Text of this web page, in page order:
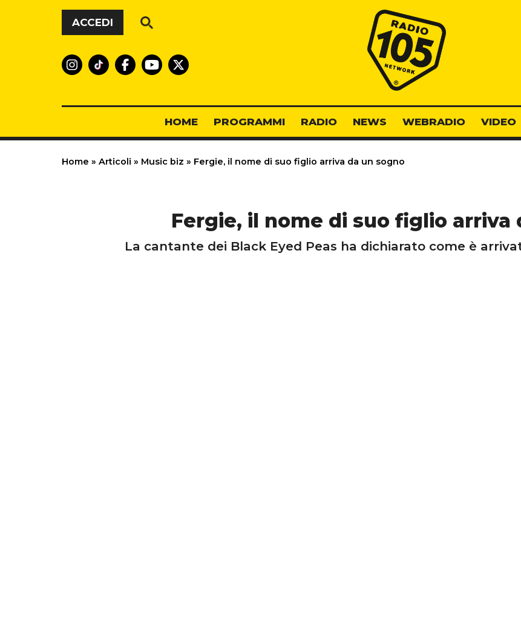
Vai al contenuto
ACCEDI
Radio 105
HOME PROGRAMMI RADIO NEWS WEBRADIO VIDEO
Home » Articoli » Music biz » Fergie, il nome di suo figlio arriva da un sogno
Fergie, il nome di suo figlio arriva
La cantante dei Black Eyed Peas ha dichiarato come è